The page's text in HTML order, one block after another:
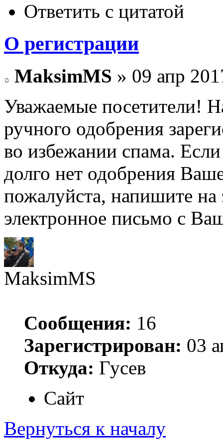
Ответить с цитатой
О регистрации
MaksimMS » 09 апр
Уважаемые посетители!
ручного одобрения
во избежании спама.
долго нет одобрения
пожалуйста, напишите на
электронное письмо с
MaksimMS
Сообщения: 16
Зарегистрирован: 03
Откуда: Гусев
Сайт
Вернуться к началу